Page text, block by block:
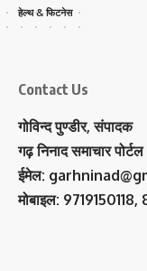
हेल्थ & फिटनेस
Contact Us
गोविन्द पुण्डीर, संपादक
गढ़ निनाद समाचार
ईमेल:
मोबाइल: